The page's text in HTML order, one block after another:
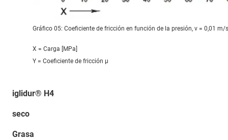
Gráfico 05: Coeficiente de fricción en función de la presión, v = 0,01 m/s
X = Carga [MPa]
Y = Coeficiente de fricción μ
iglidur® H4
seco
Grasa